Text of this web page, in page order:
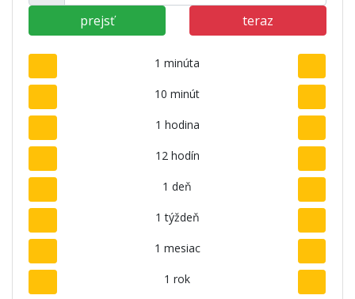
prejsť teraz
1 minúta
10 minút
1 hodina
12 hodín
1 deň
1 týždeň
1 mesiac
1 rok